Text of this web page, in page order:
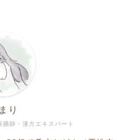
師・漢方エキスパート
り